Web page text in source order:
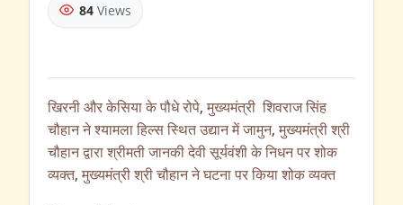
84 Views
खिरनी और केसिया के पौधे रोपे, मुख्यमंत्री शिवराज सिंह
चौहान ने श्यामला हिल्स स्थित उद्यान में जामुन, मुख्यमंत्री श्री
चौहान द्वारा श्रीमती जानकी देवी सूर्यवंशी के निधन पर शोक
व्यक्त, मुख्यमंत्री श्री चौहान ने घटना पर किया शोक व्यक्त